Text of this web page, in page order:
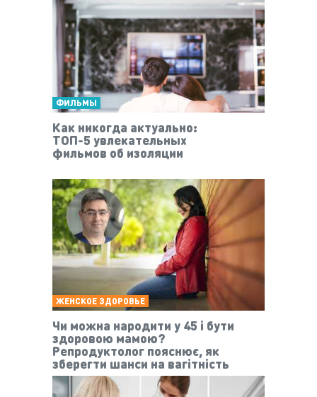
ФИЛЬМЫ
Как никогда актуально:
ТОП-5 увлекательных
фильмов об изоляции
ЖЕНСКОЕ ЗДОРОВЬЕ
Чи можна народити у 45 і бути
здоровою мамою?
Репродуктолог пояснює, як
зберегти шанси на вагітність